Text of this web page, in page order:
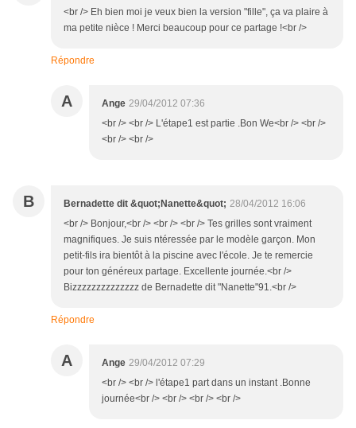
<br /> Eh bien moi je veux bien la version "fille", ça va plaire à
ma petite nièce ! Merci beaucoup pour ce partage !<br />
Répondre
A Ange 29/04/2012 07:36
<br /> <br /> L'étape1 est partie .Bon We<br /> <br />
<br /> <br />
B Bernadette dit &quot;Nanette&quot; 28/04/2012 16:06
<br /> Bonjour,<br /> <br /> <br /> Tes grilles sont vraiment
magnifiques. Je suis ntéressée par le modèle garçon. Mon
petit-fils ira bientôt à la piscine avec l'école. Je te remercie
pour ton généreux partage. Excellente journée.<br />
Bizzzzzzzzzzzzzz de Bernadette dit "Nanette"91.<br />
Répondre
A Ange 29/04/2012 07:29
<br /> <br /> l'étape1 part dans un instant .Bonne
journée<br /> <br /> <br /> <br />